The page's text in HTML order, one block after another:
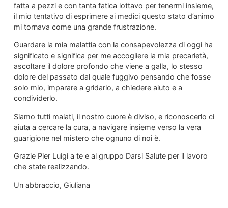
fatta a pezzi e con tanta fatica lottavo per tenermi insieme,
il mio tentativo di esprimere ai medici questo stato d’animo
mi tornava come una grande frustrazione.
Guardare la mia malattia con la consapevolezza di oggi ha
significato e significa per me accogliere la mia precarietà,
ascoltare il dolore profondo che viene a galla, lo stesso
dolore del passato dal quale fuggivo pensando che fosse
solo mio, imparare a gridarlo, a chiedere aiuto e a
condividerlo.
Siamo tutti malati, il nostro cuore è diviso, e riconoscerlo ci
aiuta a cercare la cura, a navigare insieme verso la vera
guarigione nel mistero che ognuno di noi è.
Grazie Pier Luigi a te e al gruppo Darsi Salute per il lavoro
che state realizzando.
Un abbraccio, Giuliana